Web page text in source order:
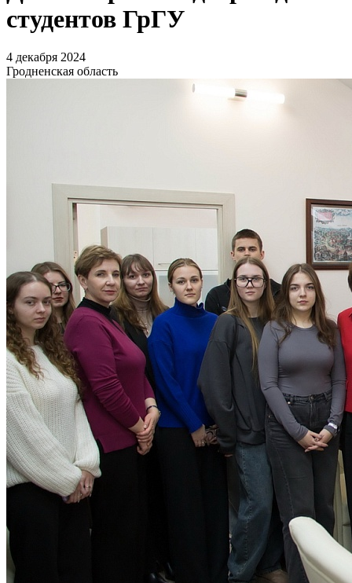
студентов ГрГУ
4 декабря 2024
Гродненская область